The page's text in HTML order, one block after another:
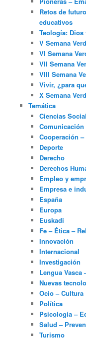
Retos de
educativos
Teología: Dios
V Semana
VI Semana
VII Semana
VIII Semana
Vivir, ¿para
X Semana
Temática
Ciencias
Comunicación
Cooperación
Deporte
Derecho
Derechos
Empleo y
Empresa e
España
Europa
Euskadi
Fe – Ética –
Innovación
Internacional
Investigación
Lengua Vasca
Nuevas
Ocio – Cultura
Política
Psicología –
Salud –
Turismo